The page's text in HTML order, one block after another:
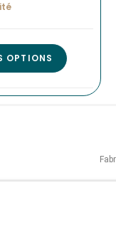
OPTIONS